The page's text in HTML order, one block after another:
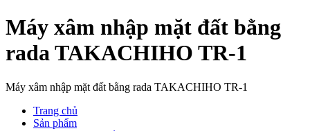
Máy xâm nhập mặt đất bằng
rada TAKACHIHO TR-1
Máy xâm nhập mặt đất bằng rada TAKACHIHO TR-1
Trang chủ
Sản phẩm